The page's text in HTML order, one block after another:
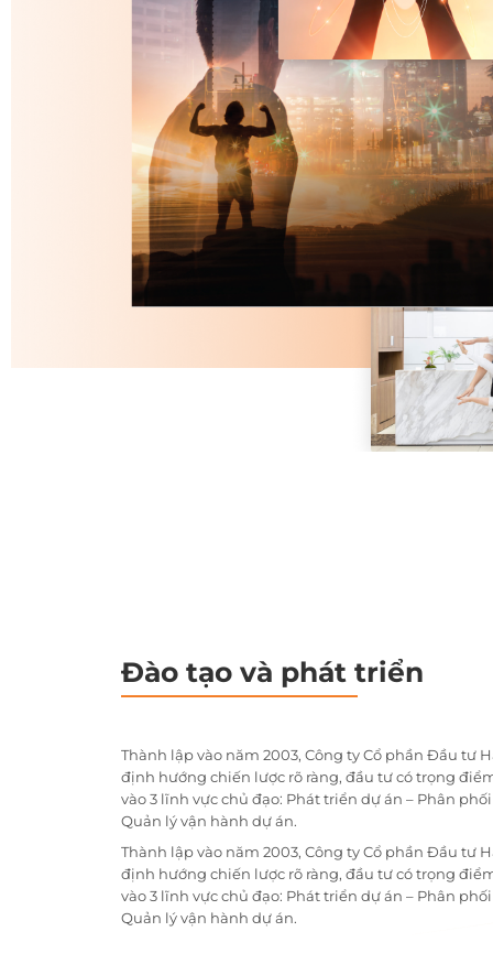
Đào tạo và phát triển
Thành lập vào năm 2003, Công ty Cổ phần Đầu tư
định hướng chiến lược rõ ràng, đầu tư có trọng
vào 3 lĩnh vực chủ đạo: Phát triển dự án – Phân
Quản lý vận hành dự án.
Thành lập vào năm 2003, Công ty Cổ phần Đầu tư
định hướng chiến lược rõ ràng, đầu tư có trọng
vào 3 lĩnh vực chủ đạo: Phát triển dự án – Phân
Quản lý vận hành dự án.